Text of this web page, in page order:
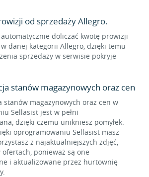
od sprzedaży Allegro.
doliczać kwotę prowizji
danej kategorii Allegro, dzięki temu
sprzedaży w serwisie pokryje
stanów magazynowych oraz cen
stanów magazynowych oraz cen w
Sellasist jest w pełni
dzięki czemu unikniesz pomyłek.
oprogramowaniu Sellasist masz
z najaktualniejszych zdjęć,
ponieważ są one
i aktualizowane przez hurtownię